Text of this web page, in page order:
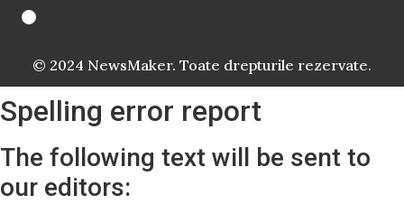
© 2024 NewsMaker. Toate drepturile rezervate.
Spelling error report
The following text will be sent to
our editors: